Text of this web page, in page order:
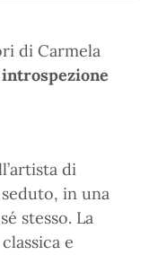
di Carmela
introspezione
di
in una
stesso. La
e